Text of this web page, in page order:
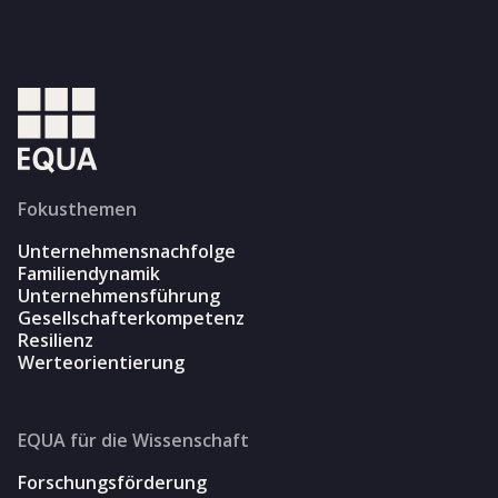
Fokusthemen
Unternehmensnachfolge
Familiendynamik
Unternehmensführung
Gesellschafterkompetenz
Resilienz
Werteorientierung
EQUA für die Wissenschaft
Forschungsförderung